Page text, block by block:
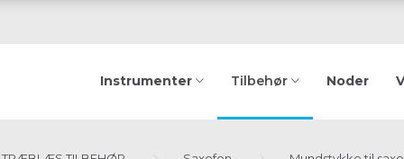
Instrumenter Tilbehør Noder